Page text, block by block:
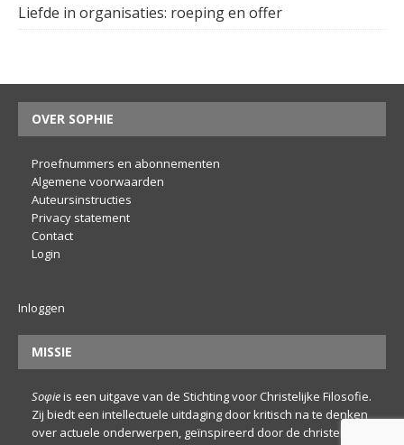
Liefde in organisaties: roeping en offer
OVER SOPHIE
Proefnummers en abonnementen
Algemene voorwaarden
Auteursinstructies
Privacy statement
Contact
Login
Inloggen
MISSIE
Soφieis een uitgave van de Stichting voor Christelijke Filosofie.
Zij biedt een intellectuele uitdaging door kritisch na te denken
over actuele onderwerpen, geïnspireerd door de christelijke